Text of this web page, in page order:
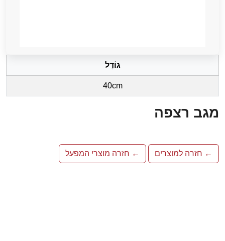
גוֹדֶל
40cm
מגב רצפה
← חזרה למוצרים ← חזרה מוצרי המפעל